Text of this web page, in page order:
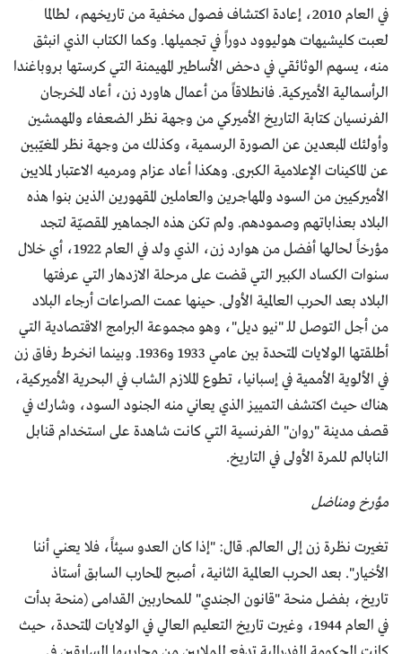
في العام 2010، إعادة اكتشاف فصول مخفية من تاريخهم، لطالما
لعبت كليشيهات هوليوود دوراً في تجميلها. وكما الكتاب الذي انبثق
منه، يسهم الوثائقي في دحض الأساطير المهيمنة التي كرستها بروباغندا
الرأسمالية الأميركية. فانطلاقاً من أعمال هاورد زن، أعاد المخرجان
الفرنسيان كتابة التاريخ الأميركي من وجهة نظر الضعفاء والمهمشين
وأولئك المبعدين عن الصورة الرسمية، وكذلك من وجهة نظر المغيّبين
عن الماكينات الإعلامية الكبرى. وهكذا أعاد عزام ومرميه الاعتبار لملايين
الأميركيين من السود والمهاجرين والعاملين المقهورين الذين بنوا هذه
البلاد بعذاباتهم وصمودهم. ولم تكن هذه الجماهير المقصيّة لتجد
مؤرخاً لحالها أفضل من هوارد زن، الذي ولد في العام 1922، أي خلال
سنوات الكساد الكبير التي قضت على مرحلة الازدهار التي عرفتها
البلاد بعد الحرب العالمية الأولى. حينها عمت الصراعات أرجاء البلاد
من أجل التوصل للـ "نيو ديل"، وهو مجموعة البرامج الاقتصادية التي
أطلقتها الولايات المتحدة بين عامي 1933 و1936. وبينما انخرط رفاق زن
في الألوية الأممية في إسبانيا، تطوع الملازم الشاب في البحرية الأميركية،
هناك حيث اكتشف التمييز الذي يعاني منه الجنود السود، وشارك في
قصف مدينة "روان" الفرنسية التي كانت شاهدة على استخدام قنابل
النابالم للمرة الأولى في التاريخ.
مؤرخ ومناضل
تغيرت نظرة زن إلى العالم. قال: "إذا كان العدو سيئاً، فلا يعني أننا
الأخيار". بعد الحرب العالمية الثانية، أصبح المحارب السابق أستاذ
تاريخ، بفضل منحة "قانون الجندي" للمحاربين القدامى (منحة بدأت
في العام 1944، وغيرت تاريخ التعليم العالي في الولايات المتحدة، حيث